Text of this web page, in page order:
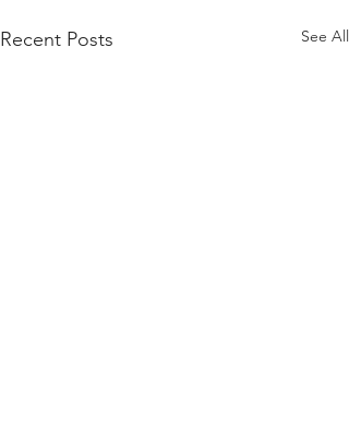
Recent Posts See All